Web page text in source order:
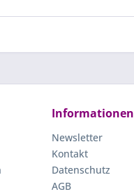
Informationen
Newsletter
Kontakt
Datenschutz
AGB